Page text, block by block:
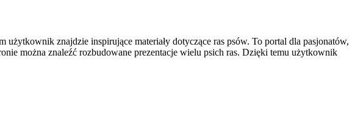
znajdzie inspirujące materiały dotyczące ras psów. To portal dla pasjonatów,
można znaleźć rozbudowane prezentacje wielu psich ras. Dzięki temu użytkownik